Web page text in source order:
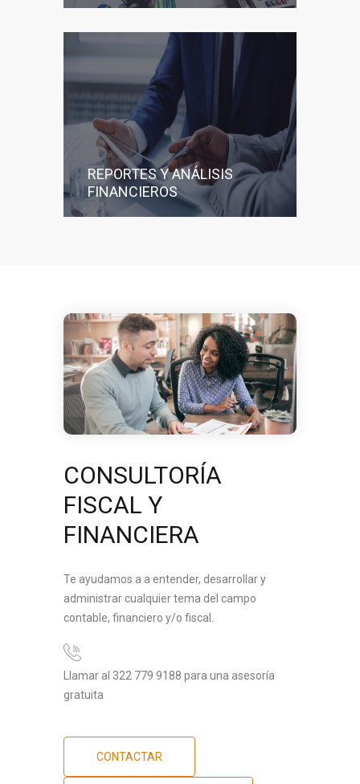
REPORTES Y ANÁLISIS
FINANCIEROS
CONSULTORÍA
FISCAL Y
FINANCIERA
Te ayudamos a a entender, desarrollar y
administrar cualquier tema del campo
contable, financiero y/o fiscal.
Llamar al 322 779 9188 para una asesoría
gratuita
CONTACTAR